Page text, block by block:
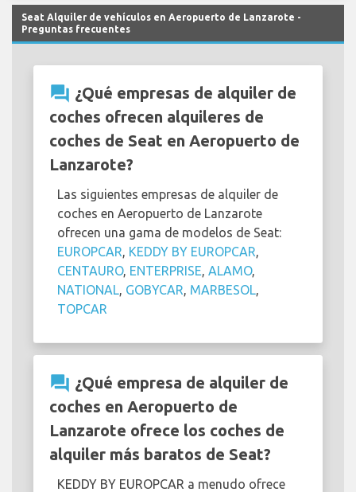
Seat Alquiler de vehículos en Aeropuerto de Lanzarote -
Preguntas frecuentes
question_answer ¿Qué empresas de alquiler de
coches ofrecen alquileres de
coches de Seat en Aeropuerto de
Lanzarote?
Las siguientes empresas de alquiler de
coches en Aeropuerto de Lanzarote
ofrecen una gama de modelos de Seat:
EUROPCAR KEDDY BY EUROPCAR
CENTAURO, ENTERPRISE ALAMO,
NATIONAL
GOBYCAR MARBESOL
TOPCAR
question_answer ¿Qué empresa de alquiler de
coches en Aeropuerto de
Lanzarote ofrece los coches de
alquiler más baratos de Seat?
KEDDY BY EUROPCAR a menudo ofrece